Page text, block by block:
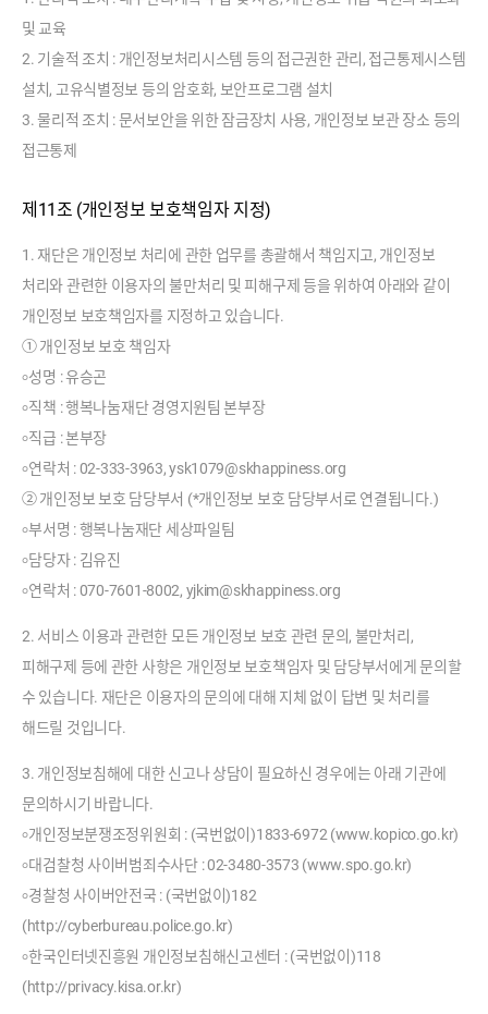
및 교육
2. 기술적 조치 : 개인정보처리시스템 등의 접근권한 관리, 접근통제시스템
설치, 고유식별정보 등의 암호화, 보안프로그램 설치
3. 물리적 조치 : 문서보안을 위한 잠금장치 사용, 개인정보 보관 장소 등의
접근통제
제11조 (개인정보 보호책임자 지정)
1. 재단은 개인정보 처리에 관한 업무를 총괄해서 책임지고, 개인정보
처리와 관련한 이용자의 불만처리 및 피해구제 등을 위하여 아래와 같이
개인정보 보호책임자를 지정하고 있습니다.
① 개인정보 보호 책임자
৹ 성명 : 유승곤
৹ 직책 : 행복나눔재단 경영지원팀 본부장
৹ 직급 : 본부장
৹ 연락처 : 02-333-3963, ysk1079@skhappiness.org
② 개인정보 보호 담당부서 (*개인정보 보호 담당부서로 연결됩니다.)
৹ 부서명 : 행복나눔재단 세상파일팀
৹ 담당자 : 김유진
৹ 연락처 : 070-7601-8002, yjkim@skhappiness.org
2. 서비스 이용과 관련한 모든 개인정보 보호 관련 문의, 불만처리,
피해구제 등에 관한 사항은 개인정보 보호책임자 및 담당부서에게 문의할
수 있습니다. 재단은 이용자의 문의에 대해 지체 없이 답변 및 처리를
해드릴 것입니다.
3. 개인정보침해에 대한 신고나 상담이 필요하신 경우에는 아래 기관에
문의하시기 바랍니다.
৹ 개인정보분쟁조정위원회 : (국번없이)1833-6972 (www.kopico.go.kr)
৹ 대검찰청 사이버범죄수사단 : 02-3480-3573 (www.spo.go.kr)
৹ 경찰청 사이버안전국 : (국번없이)182
(http://cyberbureau.police.go.kr)
৹ 한국인터넷진흥원 개인정보침해신고센터 : (국번없이)118
(http://privacy.kisa.or.kr)